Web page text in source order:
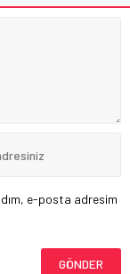
e-posta adresim